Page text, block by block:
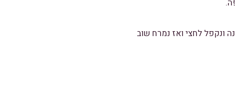
מרגרינה ונקפל לחצי ואז נמרח שוב